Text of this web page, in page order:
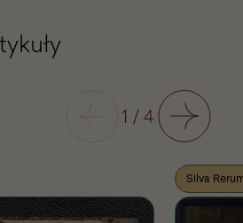
1 /4 Następny
Silva